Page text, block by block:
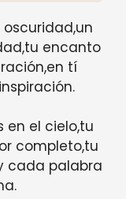
encanto
tí
en el cielo,tu
completo,tu
cada palabra